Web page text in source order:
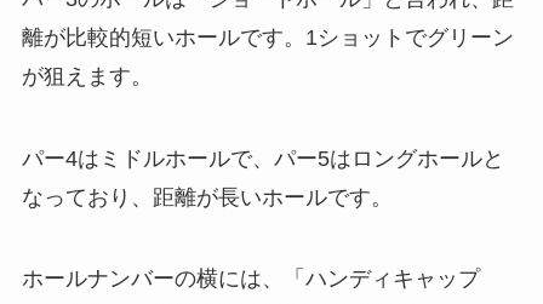
離が比較的短いホールです。1ショットでグリーン
が狙えます。
パー4はミドルホールで、パー5はロングホールと
なっており、距離が長いホールです。
ホールナンバーの横には、「ハンディキャップ